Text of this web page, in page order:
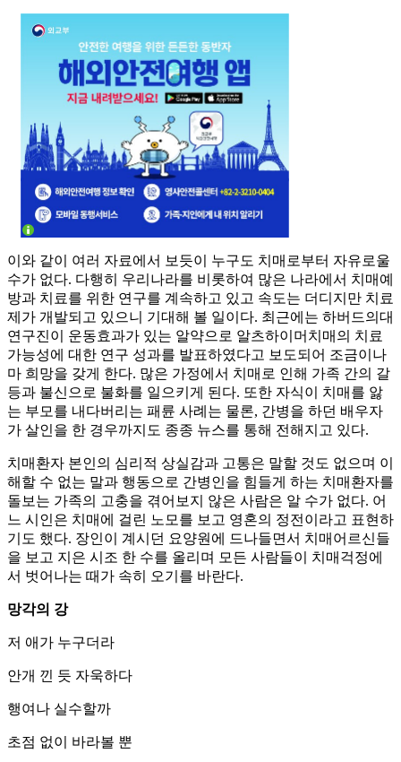
이와 같이 여러 자료에서 보듯이 누구도 치매로부터 자유로울
수가 없다. 다행히 우리나라를 비롯하여 많은 나라에서 치매예
방과 치료를 위한 연구를 계속하고 있고 속도는 더디지만 치료
제가 개발되고 있으니 기대해 볼 일이다. 최근에는 하버드의대
연구진이 운동효과가 있는 알약으로 알츠하이머치매의 치료
가능성에 대한 연구 성과를 발표하였다고 보도되어 조금이나
마 희망을 갖게 한다. 많은 가정에서 치매로 인해 가족 간의 갈
등과 불신으로 불화를 일으키게 된다. 또한 자식이 치매를 앓
는 부모를 내다버리는 패륜 사례는 물론, 간병을 하던 배우자
가 살인을 한 경우까지도 종종 뉴스를 통해 전해지고 있다.
치매환자 본인의 심리적 상실감과 고통은 말할 것도 없으며 이
해할 수 없는 말과 행동으로 간병인을 힘들게 하는 치매환자를
돌보는 가족의 고충을 겪어보지 않은 사람은 알 수가 없다. 어
느 시인은 치매에 걸린 노모를 보고 영혼의 정전이라고 표현하
기도 했다. 장인이 계시던 요양원에 드나들면서 치매어르신들
을 보고 지은 시조 한 수를 올리며 모든 사람들이 치매걱정에
서 벗어나는 때가 속히 오기를 바란다.
망각의 강
저 애가 누구더라
안개 낀 듯 자욱하다
행여나 실수할까
초점 없이 바라볼 뿐